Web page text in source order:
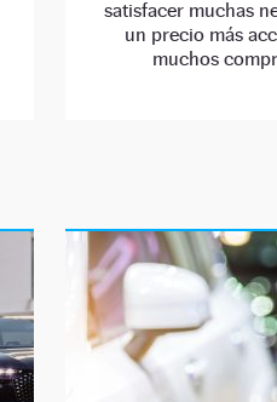
satisfacer muchas
un precio más
muchos